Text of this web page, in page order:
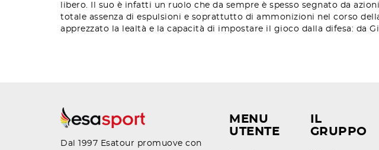
libero. Il suo è infatti un ruolo che da sempre è spesso segnato da
totale assenza di espulsioni e soprattutto di ammonizioni nel corso
apprezzato la lealtà e la capacità di impostare il gioco dalla difesa: da
Dal 1997 Esatour promuove con
MENU
UTENTE
IL
GRUPPO